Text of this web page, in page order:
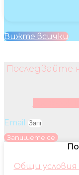
Вижте всички
Последвайте
Email
Запишете се
Общи